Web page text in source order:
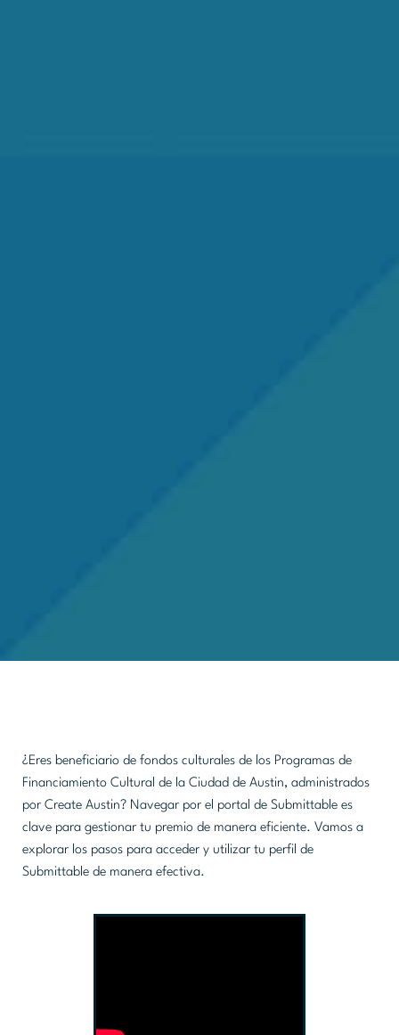
¿Eres beneficiario de fondos culturales de los Programas de
Financiamiento Cultural de la Ciudad de Austin, administrados
por Create Austin? Navegar por el portal de Submittable es
clave para gestionar tu premio de manera eficiente. Vamos a
explorar los pasos para acceder y utilizar tu perfil de
Submittable de manera efectiva.